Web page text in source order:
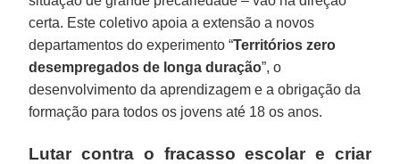
certa. Este coletivo apoia a extensão a novos
departamentos do experimento “Territórios zero
desempregados de longa duração”, o
desenvolvimento da aprendizagem e a obrigação da
formação para todos os jovens até 18 os anos.
Lutar contra o fracasso escolar e criar